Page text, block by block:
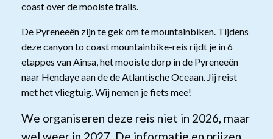
coast over de mooiste trails.
De Pyreneeën zijn te gek om te mountainbiken. Tijdens
deze canyon to coast mountainbike-reis rijdt je in 6
etappes van Ainsa, het mooiste dorp in de Pyreneeën
naar Hendaye aan de de Atlantische Oceaan. Jij reist
met het vliegtuig. Wij nemen je fiets mee!
We organiseren deze reis niet in 2026, maar